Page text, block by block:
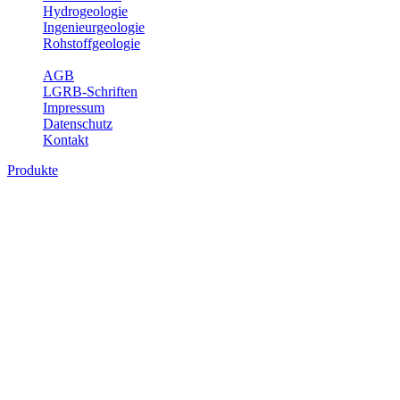
Hydrogeologie
Ingenieurgeologie
Rohstoffgeologie
AGB
LGRB-Schriften
Impressum
Datenschutz
Kontakt
Produkte